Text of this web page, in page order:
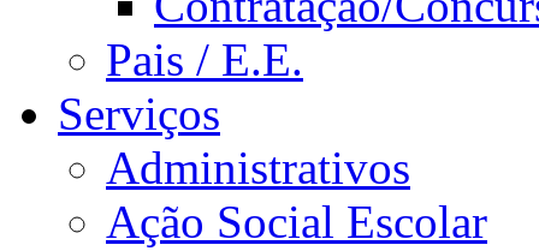
Pais / E.E.
Serviços
Administrativos
Ação Social Escolar